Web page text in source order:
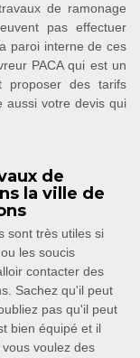
de ramonage
pas effectuer
paroi interne de ces
PACA qui est un
proposer des tarifs
aussi votre devis qui
de
la ville de
sont très utiles si
les soucis
contacter des
Sachez qu'il peut
pas qu'il peut
bien équipé et il
voulez des